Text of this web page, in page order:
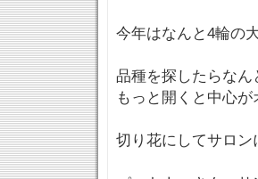
今年はなんと4輪の
品種を探したらな
もっと開くと中心
切り花にしてサロ